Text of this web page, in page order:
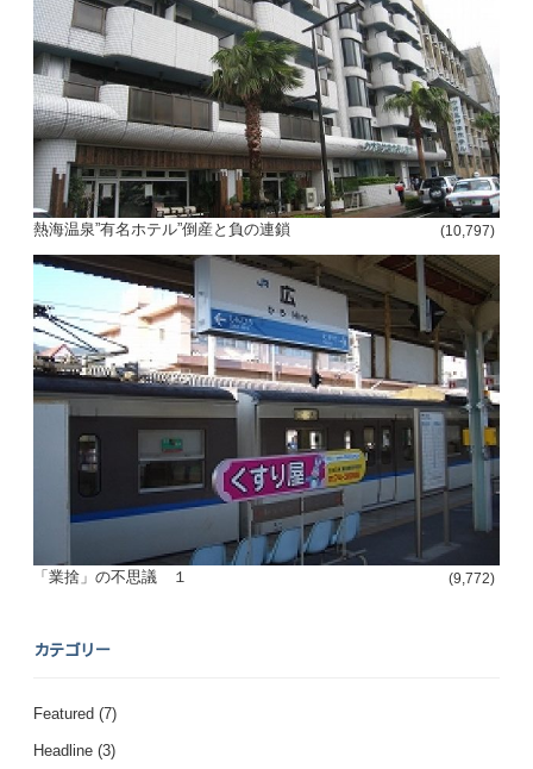
熱海温泉”有名ホテル”倒産と負の連鎖 (10,797)
「業捨」の不思議 １ (9,772)
カテゴリー
Featured (7)
Headline (3)